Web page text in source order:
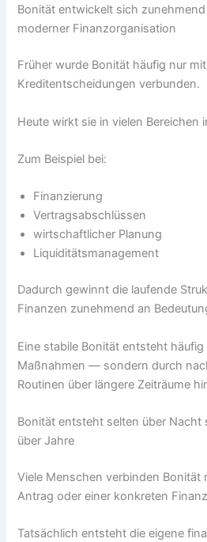
Bonität entwickelt sich
moderner Finanzorganisation
Früher wurde Bonität häufig nur
Kreditentscheidungen verbunden.
Heute wirkt sie in vielen Bereichen
Zum Beispiel bei:
Finanzierung
Vertragsabschlüssen
wirtschaftlicher Planung
Liquiditätsmanagement
Dadurch gewinnt die laufende
Finanzen zunehmend an
Eine stabile Bonität entsteht
Maßnahmen — sondern durch
Routinen über längere Zeiträume
Bonität entsteht selten über
über Jahre
Viele Menschen verbinden Bonität
Antrag oder einer konkreten
Tatsächlich entsteht die eigene